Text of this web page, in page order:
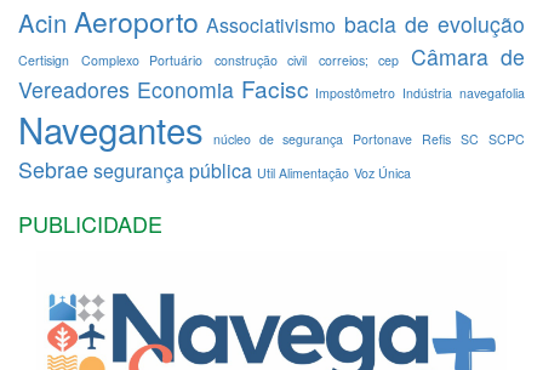
Acin Aeroporto Associativismo bacia de evolução
Certisign Complexo Portuário construção civil correios; cep
Câmara de
Vereadores Economia Facisc Impostômetro Indústria navegafolia
Navegantes núcleo de segurança Portonave Refis SC SCPC
Sebrae segurança pública Util Alimentação Voz Única
PUBLICIDADE